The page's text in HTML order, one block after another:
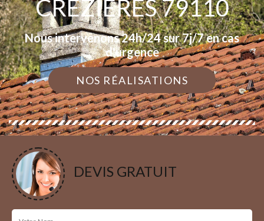
CREZIERES 79110
Nous intervenons 24h/24 sur 7j/7 en cas
d'urgence
NOS RÉALISATIONS
DEVIS GRATUIT